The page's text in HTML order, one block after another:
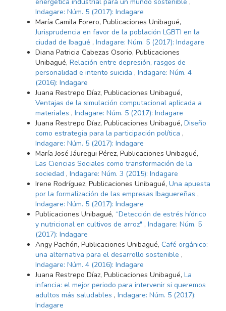
energética industrial para un mundo sostenible ,
Indagare: Núm. 5 (2017): Indagare
María Camila Forero, Publicaciones Unibagué,
Jurisprudencia en favor de la población LGBTI en la
ciudad de Ibagué , Indagare: Núm. 5 (2017): Indagare
Diana Patricia Cabezas Osorio, Publicaciones
Unibagué, Relación entre depresión, rasgos de
personalidad e intento suicida , Indagare: Núm. 4
(2016): Indagare
Juana Restrepo Díaz, Publicaciones Unibagué,
Ventajas de la simulación computacional aplicada a
materiales , Indagare: Núm. 5 (2017): Indagare
Juana Restrepo Díaz, Publicaciones Unibagué, Diseño
como estrategia para la participación política ,
Indagare: Núm. 5 (2017): Indagare
María José Jáuregui Pérez, Publicaciones Unibagué,
Las Ciencias Sociales como transformación de la
sociedad , Indagare: Núm. 3 (2015): Indagare
Irene Rodríguez, Publicaciones Unibagué, Una apuesta
por la formalización de las empresas Ibaguereñas ,
Indagare: Núm. 5 (2017): Indagare
Publicaciones Unibagué, “Detección de estrés hídrico
y nutricional en cultivos de arroz" , Indagare: Núm. 5
(2017): Indagare
Angy Pachón, Publicaciones Unibagué, Café orgánico:
una alternativa para el desarrollo sostenible ,
Indagare: Núm. 4 (2016): Indagare
Juana Restrepo Díaz, Publicaciones Unibagué, La
infancia: el mejor periodo para intervenir si queremos
adultos más saludables , Indagare: Núm. 5 (2017):
Indagare